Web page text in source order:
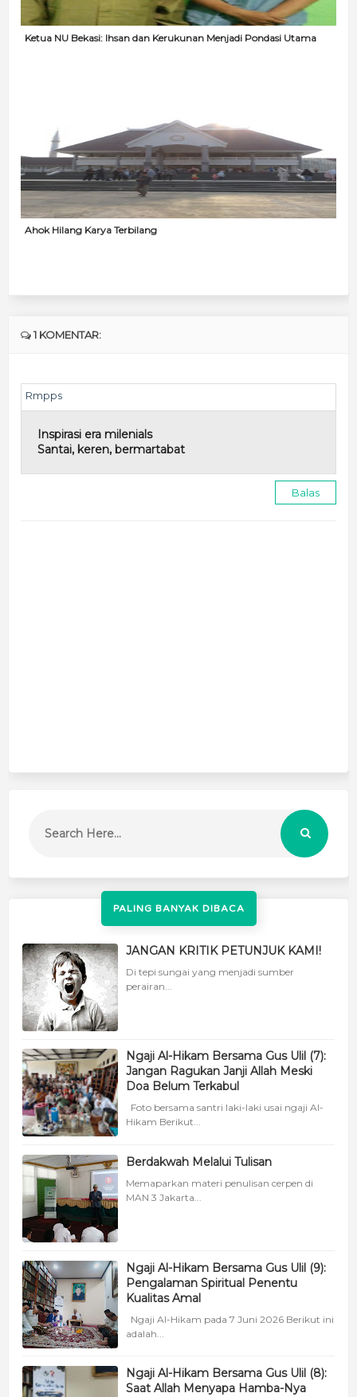
Ketua NU Bekasi: Ihsan dan Kerukunan Menjadi Pondasi Utama
Ahok Hilang Karya Terbilang
1 KOMENTAR:
Rmpps
Inspirasi era milenials
Santai, keren, bermartabat
Balas
PALING BANYAK DIBACA
JANGAN KRITIK PETUNJUK KAMI!
Di tepi sungai yang menjadi sumber
perairan...
Ngaji Al-Hikam Bersama Gus Ulil (7):
Jangan Ragukan Janji Allah Meski
Doa Belum Terkabul
Foto bersama santri laki-laki usai ngaji Al-
Hikam Berikut...
Berdakwah Melalui Tulisan
Memaparkan materi penulisan cerpen di
MAN 3 Jakarta...
Ngaji Al-Hikam Bersama Gus Ulil (9):
Pengalaman Spiritual Penentu
Kualitas Amal
Ngaji Al-Hikam pada 7 Juni 2026 Berikut ini
adalah...
Ngaji Al-Hikam Bersama Gus Ulil (8):
Saat Allah Menyapa Hamba-Nya